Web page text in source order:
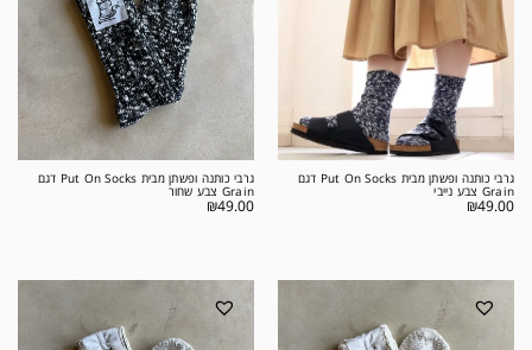
גרבי כותנה ופשתן מבית Put On Socks דגם
Grain צבע נייבי
₪49.00
גרבי כותנה ופשתן מבית Put On Socks דגם
Grain צבע שחור
₪49.00